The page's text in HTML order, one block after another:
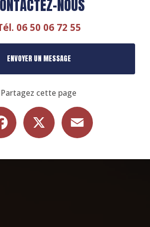
NOUS
06 50 06 72 55
ENVOYER UN MESSAGE
Partagez cette page
Facebook